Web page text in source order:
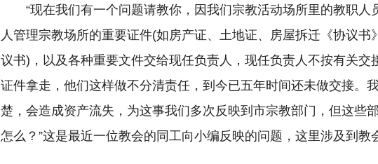
“现在我们有一个问题请教你，因我们宗教活动场所里的教职
人管理宗教场所的重要证件(如房产证、土地证、房屋拆迁《协议书
议书)，以及各种重要文件交给现任负责人，现任负责人不按有关交
证件拿走，他们这样做不分清责任，到今已五年时间还未做交接。
楚，会造成资产流失，为这事我们多次反映到市宗教部门，但这些
怎么？”这是最近一位教会的同工向小编反映的问题，这里涉及到教